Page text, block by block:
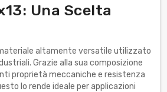
Una Scelta
altamente versatile utilizzato
Grazie alla sua composizione
proprietà meccaniche e resistenza
lo rende ideale per applicazioni